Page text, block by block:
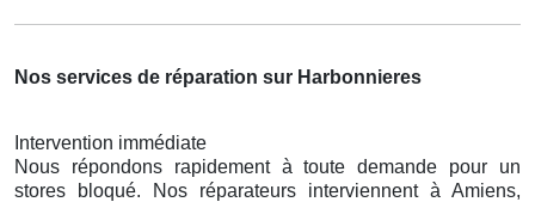
Nos services de réparation sur Harbonnieres
Intervention immédiate
Nous répondons rapidement à toute demande pour un
stores bloqué. Nos réparateurs interviennent à Amiens,